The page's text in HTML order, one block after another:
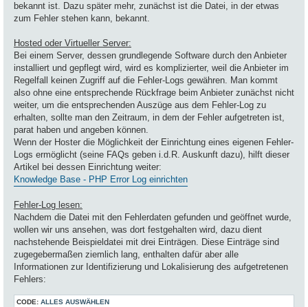
bekannt ist. Dazu später mehr, zunächst ist die Datei, in der etwas
zum Fehler stehen kann, bekannt.
Hosted oder Virtueller Server:
Bei einem Server, dessen grundlegende Software durch den Anbieter
installiert und gepflegt wird, wird es komplizierter, weil die Anbieter im
Regelfall keinen Zugriff auf die Fehler-Logs gewähren. Man kommt
also ohne eine entsprechende Rückfrage beim Anbieter zunächst nicht
weiter, um die entsprechenden Auszüge aus dem Fehler-Log zu
erhalten, sollte man den Zeitraum, in dem der Fehler aufgetreten ist,
parat haben und angeben können.
Wenn der Hoster die Möglichkeit der Einrichtung eines eigenen Fehler-
Logs ermöglicht (seine FAQs geben i.d.R. Auskunft dazu), hilft dieser
Artikel bei dessen Einrichtung weiter:
Knowledge Base - PHP Error Log einrichten
Fehler-Log lesen:
Nachdem die Datei mit den Fehlerdaten gefunden und geöffnet wurde,
wollen wir uns ansehen, was dort festgehalten wird, dazu dient
nachstehende Beispieldatei mit drei Einträgen. Diese Einträge sind
zugegebermaßen ziemlich lang, enthalten dafür aber alle
Informationen zur Identifizierung und Lokalisierung des aufgetretenen
Fehlers:
CODE: ALLES AUSWÄHLEN